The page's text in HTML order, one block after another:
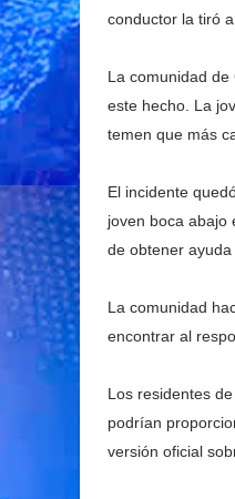
conductor la tiró
La comunidad
este hecho. La
temen que más
El incidente
joven boca abajo
de obtener
La comunidad
encontrar al
Los residentes
podrían
versión oficial